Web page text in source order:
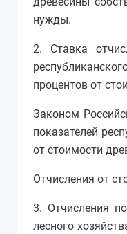
нужды.
2. Ставка
процентов от
Законом
показателей
от стоимости
Отчисления от
3. Отчисления
лесного